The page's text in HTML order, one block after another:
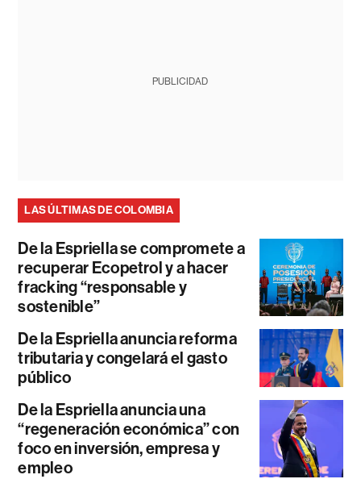
PUBLICIDAD
LAS ÚLTIMAS DE COLOMBIA
De la Espriella se compromete a
recuperar Ecopetrol y a hacer
fracking “responsable y
sostenible”
De la Espriella anuncia reforma
tributaria y congelará el gasto
público
De la Espriella anuncia una
“regeneración económica” con
foco en inversión, empresa y
empleo